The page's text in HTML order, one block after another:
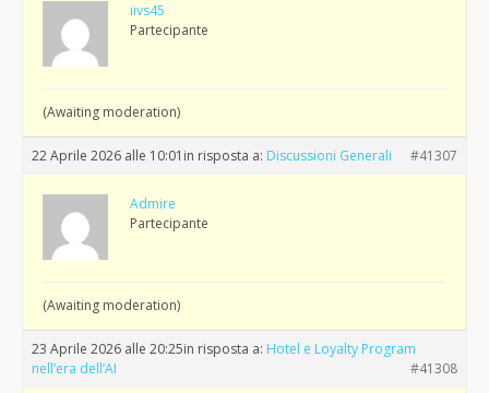
iivs45
Partecipante
(Awaiting moderation)
22 Aprile 2026 alle 10:01 in risposta a: Discussioni Generali #41307
Admire
Partecipante
(Awaiting moderation)
23 Aprile 2026 alle 20:25in risposta a: Hotel e Loyalty Program
nell’era dell’AI
#41308